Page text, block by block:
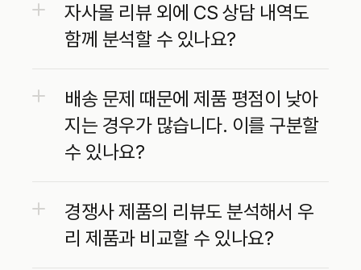
자사몰 리뷰 외에 CS 상담 내역도
함께 분석할 수 있나요?
배송 문제 때문에 제품 평점이 낮아
지는 경우가 많습니다. 이를 구분할
수 있나요?
경쟁사 제품의 리뷰도 분석해서 우
리 제품과 비교할 수 있나요?